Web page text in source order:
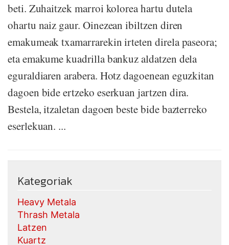
beti. Zuhaitzek marroi kolorea hartu dutela
ohartu naiz gaur. Oinezean ibiltzen diren
emakumeak txamarrarekin irteten direla paseora;
eta emakume kuadrilla bankuz aldatzen dela
eguraldiaren arabera. Hotz dagoenean eguzkitan
dagoen bide ertzeko eserkuan jartzen dira.
Bestela, itzaletan dagoen beste bide bazterreko
eserlekuan. ...
Kategoriak
Heavy Metala
Thrash Metala
Latzen
Kuartz